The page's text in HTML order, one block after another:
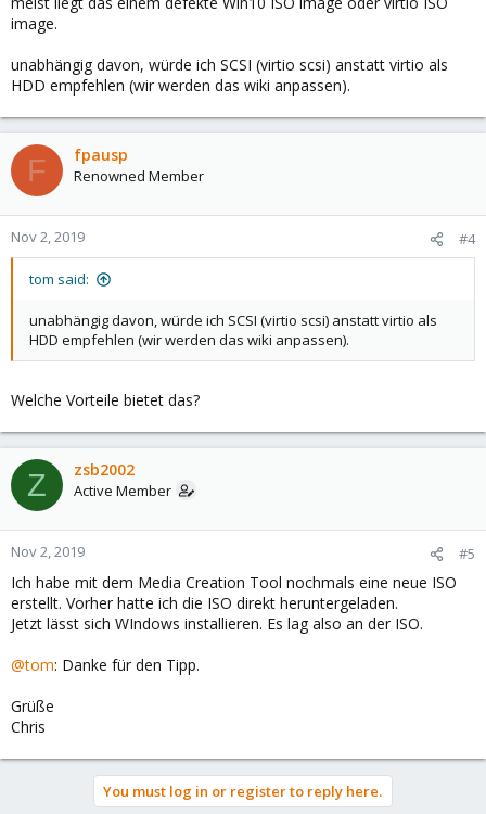
image.
unabhängig davon, würde ich SCSI (virtio scsi) anstatt virtio als
HDD empfehlen (wir werden das wiki anpassen).
F fpausp
Renowned Member
Nov 2, 2019 #4
tom said:
unabhängig davon, würde ich SCSI (virtio scsi) anstatt virtio als
HDD empfehlen (wir werden das wiki anpassen).
Welche Vorteile bietet das?
Z zsb2002
Active Member
Nov 2, 2019 #5
Ich habe mit dem Media Creation Tool nochmals eine neue ISO
erstellt. Vorher hatte ich die ISO direkt heruntergeladen.
Jetzt lässt sich WIndows installieren. Es lag also an der ISO.
@tom: Danke für den Tipp.
Grüße
Chris
You must log in or register to reply here.